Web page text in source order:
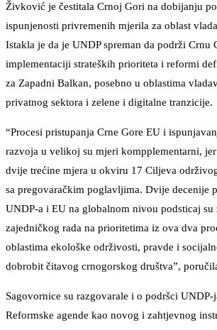
Živković je čestitala Crnoj Gori na dobijanju
ispunjenosti privremenih mjerila za oblast
Istakla je da je UNDP spreman da podrži Crnu
implementaciji strateških prioriteta i reformi
za Zapadni Balkan, posebno u oblastima
privatnog sektora i zelene i digitalne tranzicije.
“Procesi pristupanja Crne Gore EU i
razvoja u velikoj su mjeri kompplementarni,
dvije trećine mjera u okviru 17 Ciljeva
sa pregovaračkim poglavljima. Dvije decenije
UNDP-a i EU na globalnom nivou podsticaj su
zajedničkog rada na prioritetima iz ova dva
oblastima ekološke održivosti, pravde i
dobrobit čitavog crnogorskog društva”,
Sagovornice su razgovarale i o podršci
Reformske agende kao novog i zahtjevnog